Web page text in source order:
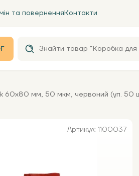
та поверненняКонтакти
60х80 мм, 50 мкм, червоний (уп. 50
Артикул: 1100037